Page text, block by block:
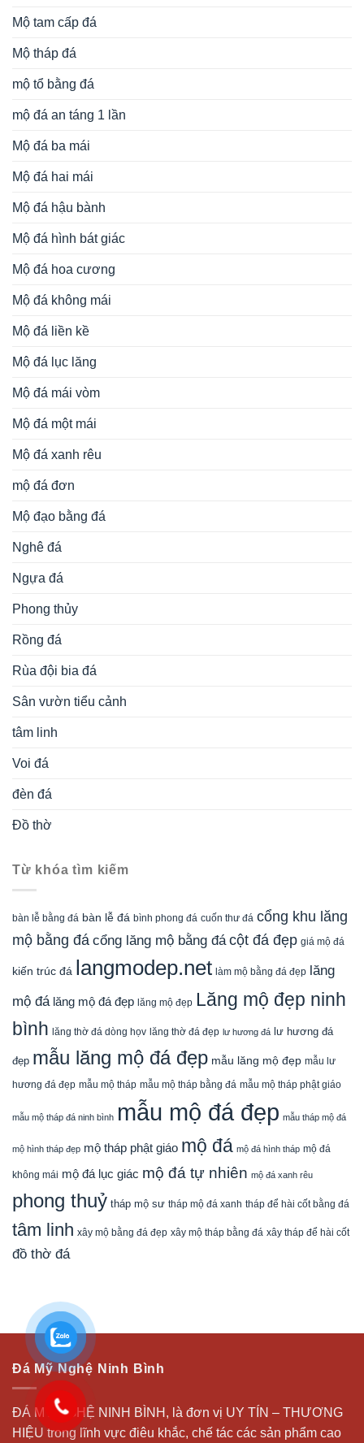
Mộ tam cấp đá
Mộ tháp đá
mộ tổ bằng đá
mộ đá an táng 1 lần
Mộ đá ba mái
Mộ đá hai mái
Mộ đá hậu bành
Mộ đá hình bát giác
Mộ đá hoa cương
Mộ đá không mái
Mộ đá liền kề
Mộ đá lục lăng
Mộ đá mái vòm
Mộ đá một mái
Mộ đá xanh rêu
mộ đá đơn
Mộ đạo bằng đá
Nghê đá
Ngựa đá
Phong thủy
Rồng đá
Rùa đội bia đá
Sân vườn tiểu cảnh
tâm linh
Voi đá
đèn đá
Đồ thờ
Từ khóa tìm kiếm
bàn lễ bằng đá bàn lễ đá bình phong đá cuốn thư đá cổng khu lăng
mộ bằng đá cổng lăng mộ bằng đá cột đá đẹp giá mộ đá
kiến trúc đá langmodep.net làm mộ bằng đá đẹp lăng
mộ đá lăng mộ đá đẹp lăng mộ đẹp Lăng mộ đẹp ninh
bình lăng thờ đá dòng họv lăng thờ đá đẹp lư hương đá lư hương đá
đẹp mẫu lăng mộ đá đẹp mẫu lăng mộ đẹp mẫu lư
hương đá đẹp mẫu mộ tháp mẫu mộ tháp bằng đá mẫu mộ tháp phật giáo
mẫu mộ tháp đá ninh bình mẫu mộ đá đẹp mẫu tháp mộ đá
mộ hình tháp đẹp mộ tháp phật giáo mộ đá mộ đá hình tháp mộ đá
không mái mộ đá lục giác mộ đá tự nhiên mộ đá xanh rêu
phong thuỷ tháp mộ sư tháp mộ đá xanh tháp để hài cốt bằng đá
tâm linh xây mộ bằng đá đẹp xây mộ tháp bằng đá xây tháp để hài cốt
đồ thờ đá
Đá Mỹ Nghệ Ninh Bình
ĐÁ MỸ NGHỆ NINH BÌNH, là đơn vị UY TÍN – THƯƠNG
HIỆU trong lĩnh vực điêu khắc, chế tác các sản phẩm cao